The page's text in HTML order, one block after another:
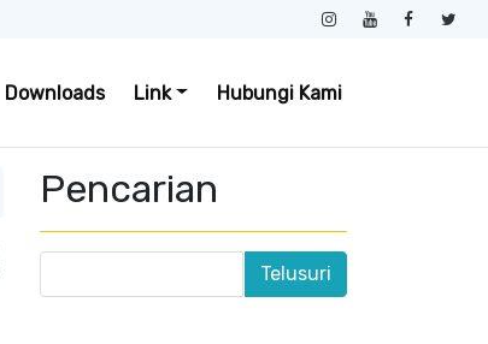
Downloads Link Hubungi Kami
Pencarian